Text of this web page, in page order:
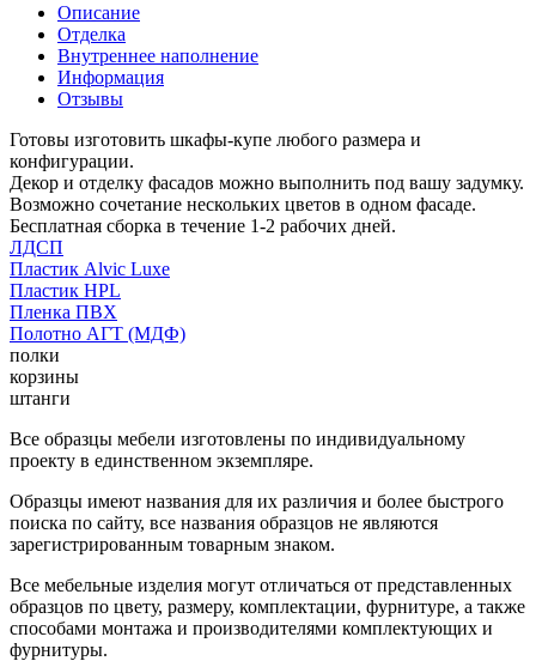
Описание
Отделка
Внутреннее наполнение
Информация
Отзывы
Готовы изготовить шкафы-купе любого размера и
конфигурации.
Декор и отделку фасадов можно выполнить под вашу задумку.
Возможно сочетание нескольких цветов в одном фасаде.
Бесплатная сборка в течение 1-2 рабочих дней.
ЛДСП
Пластик Alvic Luxe
Пластик HPL
Пленка ПВХ
Полотно АГТ (МДФ)
полки
корзины
штанги
Все образцы мебели изготовлены по индивидуальному
проекту в единственном экземпляре.
Образцы имеют названия для их различия и более быстрого
поиска по сайту, все названия образцов не являются
зарегистрированным товарным знаком.
Все мебельные изделия могут отличаться от представленных
образцов по цвету, размеру, комплектации, фурнитуре, а также
способами монтажа и производителями комплектующих и
фурнитуры.